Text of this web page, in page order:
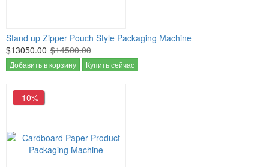
Stand up Zipper Pouch Style Packaging Machine
$13050.00 $14500.00
Добавить в корзину Купить сейчас
-10%